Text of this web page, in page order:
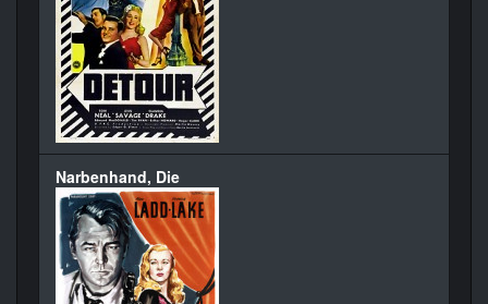
Narbenhand, Die